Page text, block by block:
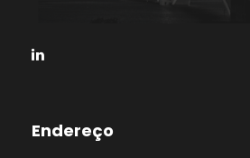
Endereço